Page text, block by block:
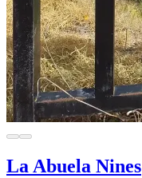
La Abuela Nines